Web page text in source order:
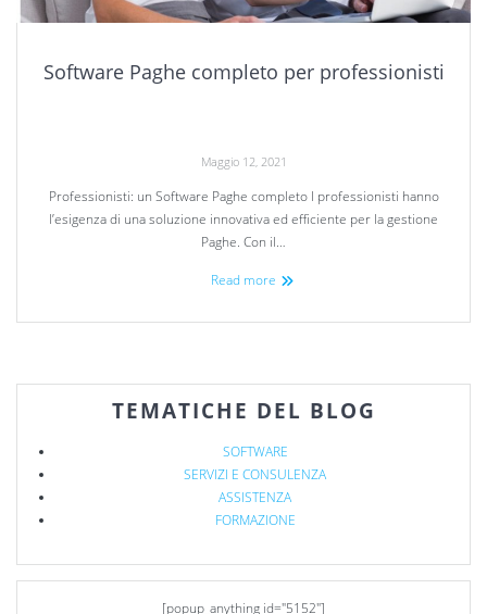
Software Paghe completo per professionisti
Maggio 12, 2021
Professionisti: un Software Paghe completo I professionisti hanno
l’esigenza di una soluzione innovativa ed efficiente per la gestione
Paghe. Con il…
Read more
TEMATICHE DEL BLOG
SOFTWARE
SERVIZI E CONSULENZA
ASSISTENZA
FORMAZIONE
[popup_anything id="5152"]